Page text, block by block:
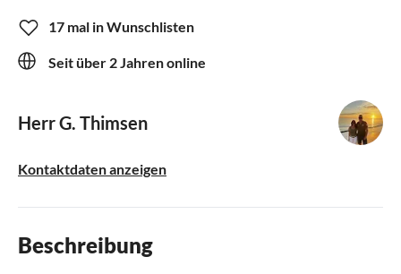
17 mal in Wunschlisten
Seit über 2 Jahren online
Herr G. Thimsen
Kontaktdaten anzeigen
Beschreibung